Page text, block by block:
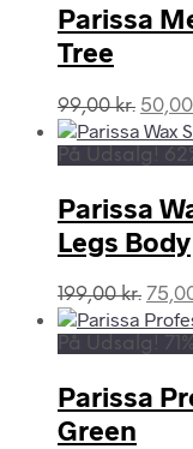
Parissa
Tree
99,00kr. Den
pris
99,00
50,00
På Udsalg!
Parissa
Legs Body
199,00kr. Den
pris
På Udsalg! 71%
Parissa
Green